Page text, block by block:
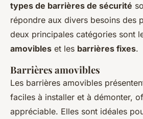
types de barrières de sécurité
répondre aux divers besoins des
deux principales catégories sont
amovibles et les barrières fixes.
Barrières amovibles
Les barrières amovibles
faciles à installer et à démonter,
appréciable. Elles sont idéales